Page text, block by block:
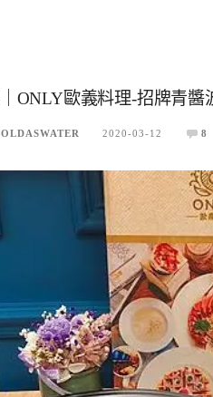
ONLY歐義料理-招牌青
2020-03-12 8